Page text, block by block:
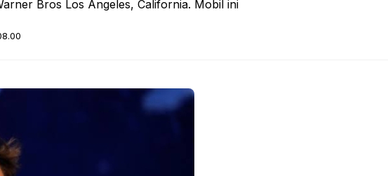
Bros Los Angeles, California. Mobil ini